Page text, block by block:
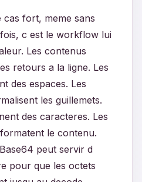
cas fort, meme sans
c est le workflow lui
Les contenus
retours a la ligne. Les
des espaces. Les
les guillemets.
des caracteres. Les
le contenu.
peut servir d
pour que les octets